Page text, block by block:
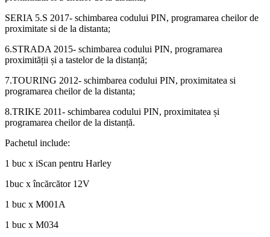
SERIA 5.S 2017- schimbarea codului PIN, programarea cheilor de
proximitate si de la distanta;
6.STRADA 2015- schimbarea codului PIN, programarea
proximității și a tastelor de la distanță;
7.TOURING 2012- schimbarea codului PIN, proximitatea si
programarea cheilor de la distanta;
8.TRIKE 2011- schimbarea codului PIN, proximitatea și
programarea cheilor de la distanță.
Pachetul include:
1 buc x iScan pentru Harley
1buc x încărcător 12V
1 buc x M001A
1 buc x M034